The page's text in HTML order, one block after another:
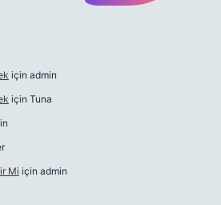
için admin
için Tuna
Mi için admin